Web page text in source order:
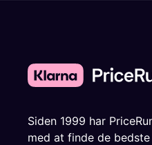
Siden 1999 har
med at finde de